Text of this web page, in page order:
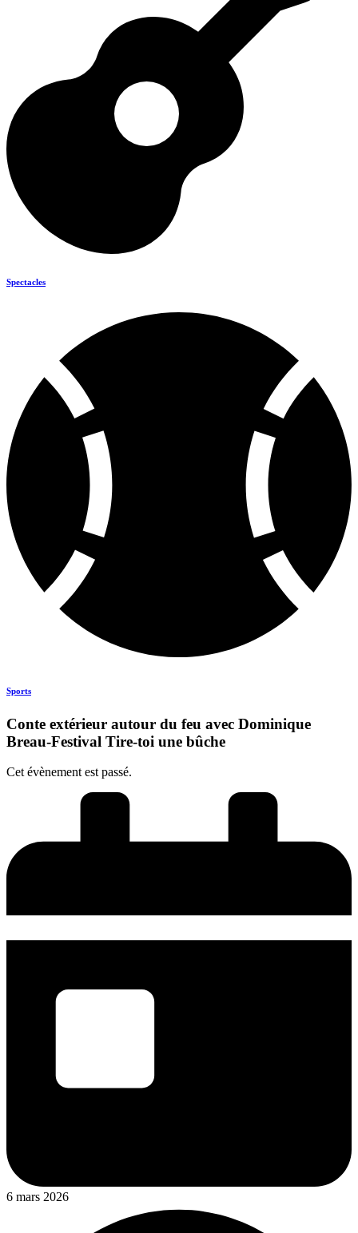
Spectacles
Sports
Conte extérieur autour du feu avec Dominique
Breau-Festival Tire-toi une bûche
Cet évènement est passé.
6 mars 2026